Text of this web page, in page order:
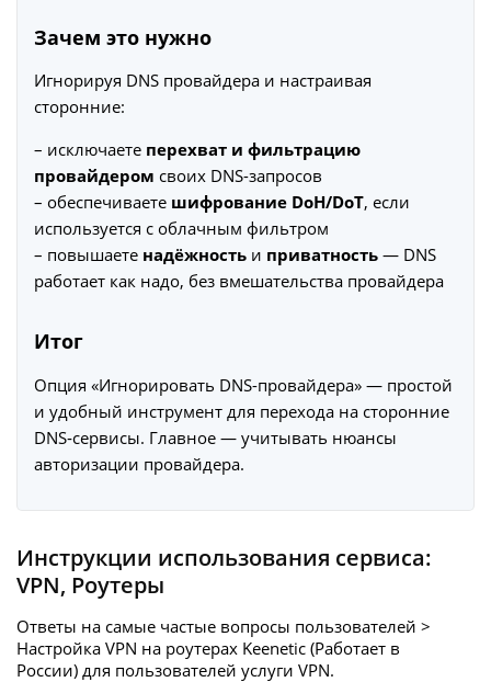
Зачем это нужно
Игнорируя DNS провайдера и настраивая
сторонние:
– исключаете перехват и фильтрацию
провайдером своих DNS-запросов
– обеспечиваете шифрование DoH/DoT, если
используется с облачным фильтром
– повышаете надёжность и приватность — DNS
работает как надо, без вмешательства провайдера
Итог
Опция «Игнорировать DNS-провайдера» — простой
и удобный инструмент для перехода на сторонние
DNS‑сервисы. Главное — учитывать нюансы
авторизации провайдера.
Инструкции использования сервиса:
VPN, Роутеры
Ответы на самые частые вопросы пользователей >
Настройка VPN на роутерах Keenetic (Работает в
России) для пользователей услуги VPN.